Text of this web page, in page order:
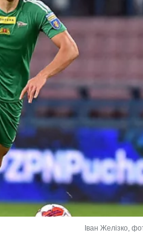
Іван Желізко,